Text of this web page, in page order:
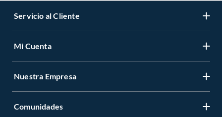
Servicio al Cliente
Mi Cuenta
Nuestra Empresa
Comunidades